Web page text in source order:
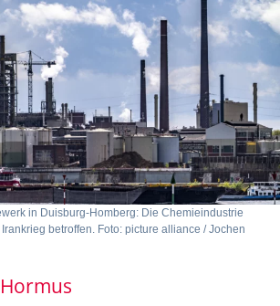
in Duisburg-Homberg: Die Chemieindustrie
betroffen. Foto: picture alliance / Jochen